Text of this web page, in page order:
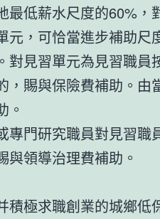
最低薪水尺度的60%，
，可恰當進步補助尺
對見習單元為見習職員
，賜與保險費補助。由
。
專門研究職員對見習職
與領導治理費補助。
極求職創業的城鄉低